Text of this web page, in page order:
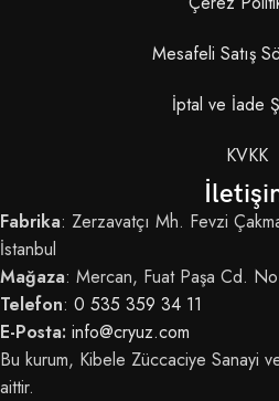
Mesafeli Satış
İptal ve İade
KVKK
Fabrika: Zerzavatçı Mh. Fevzi
İstanbul
Mağaza: Mercan, Fuat Paşa Cd.
Telefon: 0 535 359 34 11
E-Posta: info@cryuz.com
Bu kurum, Kibele Züccaciye Sanayi
aittir.